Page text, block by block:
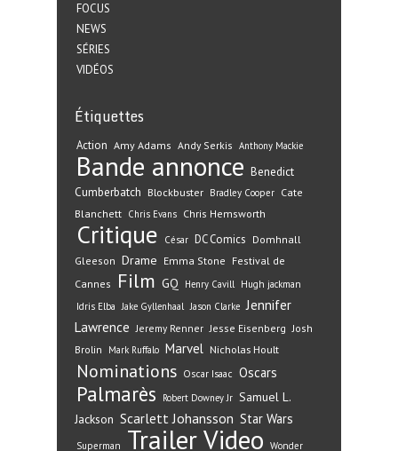
FOCUS
NEWS
SÉRIES
VIDÉOS
Étiquettes
Action Amy Adams Andy Serkis Anthony Mackie
Bande annonce Benedict
Cumberbatch Blockbuster Bradley Cooper Cate
Blanchett Chris Evans Chris Hemsworth
Critique César DC Comics Domhnall
Gleeson Drame Emma Stone Festival de
Cannes
Film GQ Henry Cavill Hugh jackman
Idris Elba Jake Gyllenhaal Jason Clarke Jennifer
Lawrence Jeremy Renner Jesse Eisenberg Josh
Brolin
Mark Ruffalo Marvel Nicholas Hoult
Nominations Oscar Isaac Oscars
Palmarès Robert Downey Jr Samuel L.
Jackson Scarlett Johansson Star Wars
Superman TrailerVideo Wonder